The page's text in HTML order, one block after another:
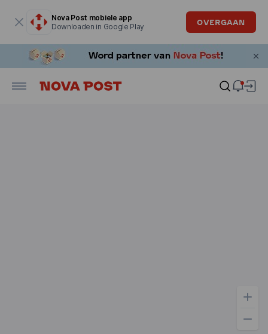
Nova Post mobiele app
Downloaden in Google Play
OVERGAAN